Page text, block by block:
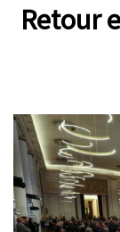
Retour